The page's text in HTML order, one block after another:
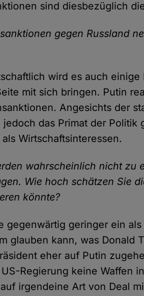
sind diesbezüglich
gegen Russland
wird es auch
mit sich bringen. Putin
Angesichts der
jedoch das Primat der Politik
Wirtschaftsinteressen.
wahrscheinlich nicht zu
Wie hoch schätzen Sie
könnte?
gegenwärtig geringer ein
glauben kann, was Donald
eher auf Putin
Regierung keine Waffen
irgendeine Art von Deal